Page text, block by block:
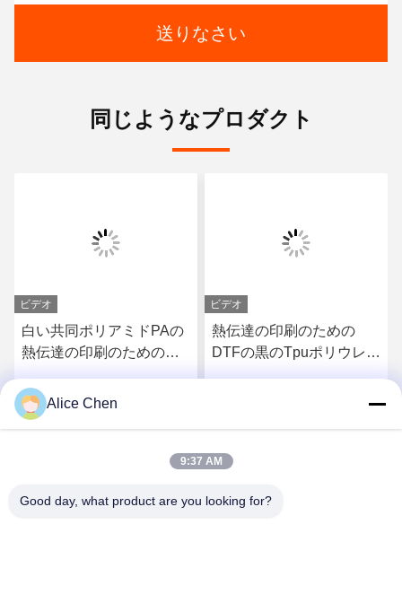
送りなさい
同じようなプロダクト
ビデオ
白い共同ポリアミドPAの
熱伝達の印刷のための洗
ビデオ
熱伝達の印刷のための
DTFの黒のTpuポリウレタ
Alice Chen
9:37 AM
Good day, what product are you looking for?